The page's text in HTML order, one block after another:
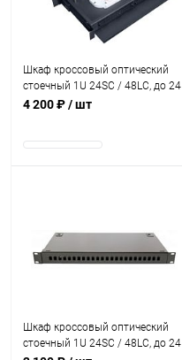
Шкаф кроссовый оптический
стоечный 1U 24SC / 48LC, до 24
КДЗС, чёрный, выдвижной
4 200 ₽/ шт
В наличии
Шкаф кроссовый оптический
стоечный 1U 24SC / 48LC, до 24